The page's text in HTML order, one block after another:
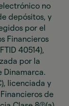
no
depósitos, y
por el
Financieros
40514),
por la
Dinamarca.
licenciada y
de